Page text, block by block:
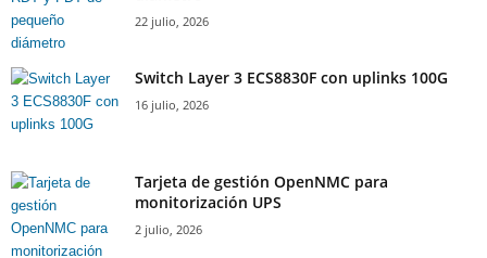
22 julio, 2026
Switch Layer 3 ECS8830F con uplinks 100G
16 julio, 2026
Tarjeta de gestión OpenNMC para
monitorización UPS
2 julio, 2026